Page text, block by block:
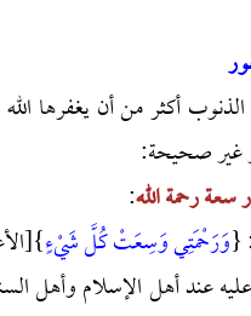
أكثر من أن يغفرها
غير صحيحة:
سعة رحمة الله:
{وَرَحْمَتِي وَسِعَتْ كُلَّ شَيْءٍ
عند أهل الإسلام وأهل